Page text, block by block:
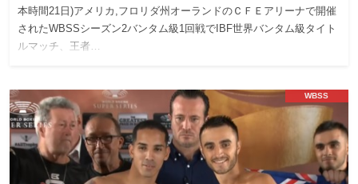
本時間21日)アメリカ,フロリダ州オーランドのＣＦＥアリーナで開催
されたWBSSシーズン2バンタム級1回戦でIBF世界バンタム級タイト
ルマッチ、王者…
WBSS